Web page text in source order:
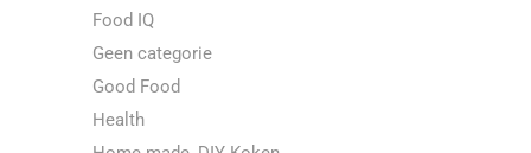
Food IQ
Geen categorie
Good Food
Health